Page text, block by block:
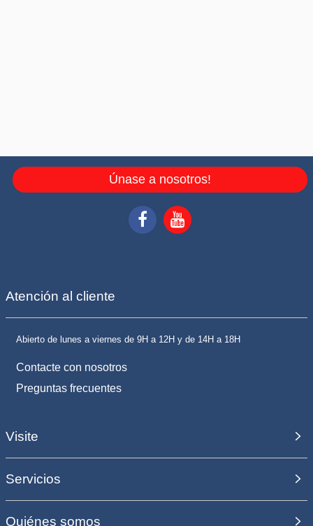
Únase a nosotros!
Atención al cliente
Abierto de lunes a viernes de 9H a 12H y de 14H a 18H
Contacte con nosotros
Preguntas frecuentes
Visite
Servicios
Quiénes somos